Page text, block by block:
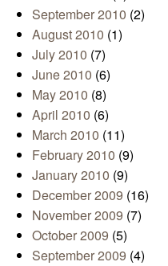
September 2010 (2)
August 2010 (1)
July 2010 (7)
June 2010 (6)
May 2010 (8)
April 2010 (6)
March 2010 (11)
February 2010 (9)
January 2010 (9)
December 2009 (16)
November 2009 (7)
October 2009 (5)
September 2009 (4)